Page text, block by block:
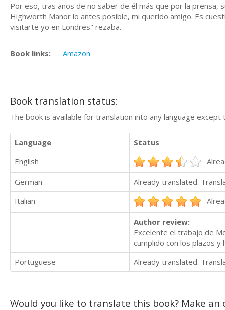
Por eso, tras años de no saber de él más que por la prensa,
Highworth Manor lo antes posible, mi querido amigo. Es
visitarte yo en Londres" rezaba.
Book links: Amazon
Book translation status:
The book is available for translation into any language
Language
Status
English
German
Already translated.
Italian
Author review:
Excelente el trabajo de
cumplido con los plazos y
Portuguese
Already translated.
Would you like to translate this book? Make